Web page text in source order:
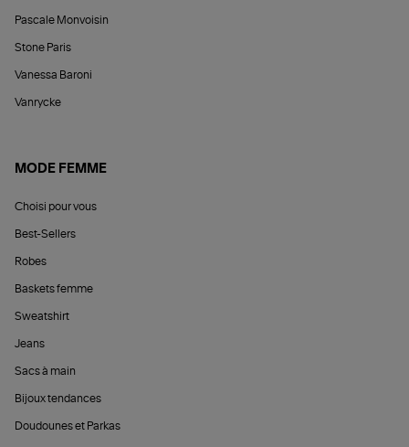
Pascale Monvoisin
Stone Paris
Vanessa Baroni
Vanrycke
MODE FEMME
Choisi pour vous
Best-Sellers
Robes
Baskets femme
Sweatshirt
Jeans
Sacs à main
Bijoux tendances
Doudounes et Parkas